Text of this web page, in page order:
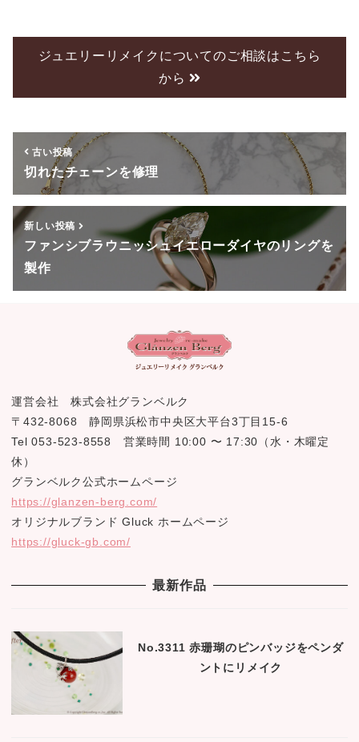
c
e
o
tt
er
e
ジュエリーリメイクについてのご相談はこちら
から
古い投稿
切れたチェーンを修理
新しい投稿
ファンシブラウニッシュイエローダイヤのリングを
製作
運営会社 株式会社グランベルク
〒432-8068 静岡県浜松市中央区大平台3丁目15-6
Tel 053-523-8558 営業時間 10:00 〜 17:30（水・木曜定
休）
グランベルク公式ホームページ
https://glanzen-berg.com/
オリジナルブランド Gluck ホームページ
https://gluck-gb.com/
最新作品
No.3311 赤珊瑚のピンバッジをペンダ
ントにリメイク